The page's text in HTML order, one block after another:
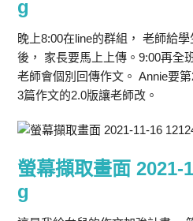
g
晚上8:00在line的群組， 老師給
後， 家長要馬上上傳。9:00再全
老師會個別回傳作文。 Annie要
3篇作文的2.0版讓老師改。
螢幕擷取畫面 2021-
g